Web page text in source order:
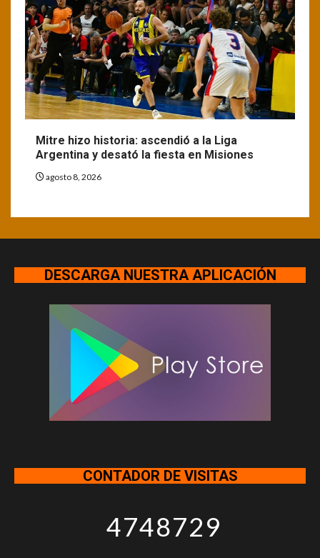
Mitre hizo historia: ascendió a la Liga
Argentina y desató la fiesta en Misiones
agosto 8, 2026
DESCARGA NUESTRA APLICACIÓN
CONTADOR DE VISITAS
4748729